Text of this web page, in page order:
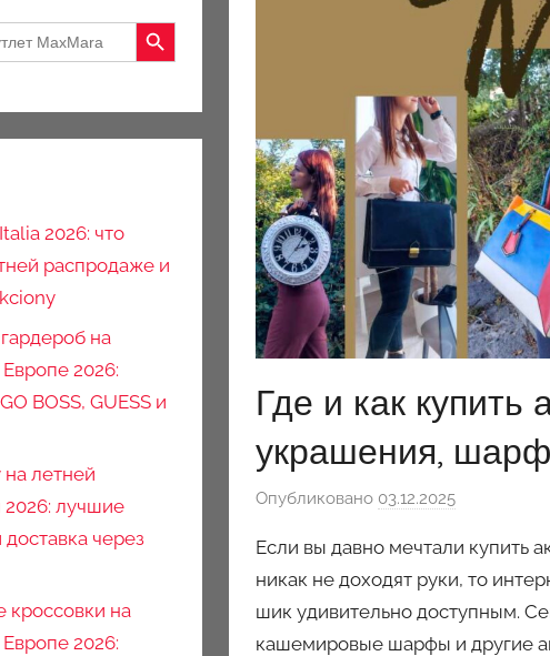
Где и как купить
украшения,
Опубликовано 03.12.2025а
т
о
р
о
Если вы давно мечтали купить
никак не доходят руки, то
шик удивительно доступным.
кашемировые шарфы и другие
Search Button
2026: что
распродаже и
на
2026:
BOSS, GUESS и
на летней
лучшие
через
кроссовки на
2026: